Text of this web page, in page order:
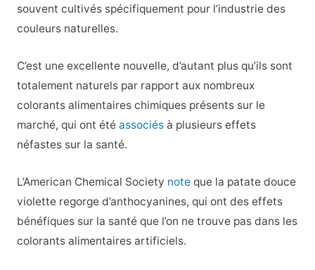
souvent cultivés spécifiquement pour l’industrie des
couleurs naturelles.
C’est une excellente nouvelle, d’autant plus qu’ils sont
totalement naturels par rapport aux nombreux
colorants alimentaires chimiques présents sur le
marché, qui ont été associésà plusieurs effets
néfastes sur la santé.
L’American Chemical Society noteque la patate douce
violette regorge d’anthocyanines, qui ont des effets
bénéfiques sur la santé que l’on ne trouve pas dans les
colorants alimentaires artificiels.